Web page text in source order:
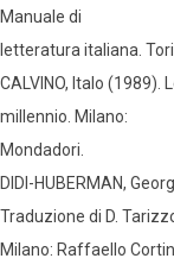
Manuale di
letteratura italiana.
CALVINO, Italo
millennio. Milano:
Mondadori.
DIDI-HUBERMAN,
Traduzione di D.
Milano: Raffaello